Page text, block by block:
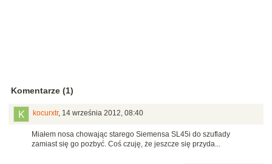
Komentarze (1)
kocurxtr, 14 września 2012, 08:40
Miałem nosa chowając starego Siemensa SL45i do szuflady
zamiast się go pozbyć. Coś czuję, że jeszcze się przyda...